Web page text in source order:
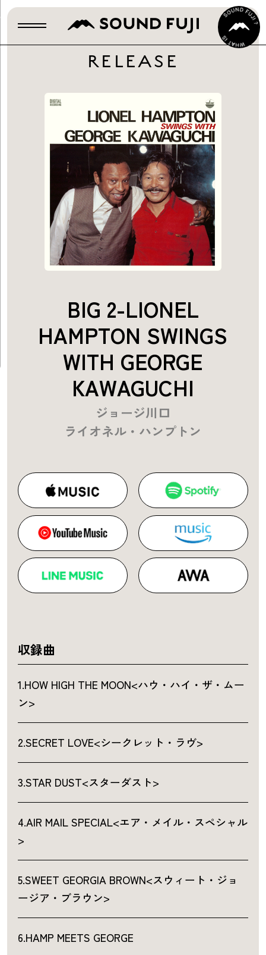
RELEASE
BIG 2-LIONEL
HAMPTON SWINGS
WITH GEORGE
KAWAGUCHI
ジョージ川口
ライオネル・ハンプトン
収録曲
1.HOW HIGH THE MOON<ハウ・ハイ・ザ・ムー
ン>
2.SECRET LOVE<シークレット・ラヴ>
3.STAR DUST<スターダスト>
4.AIR MAIL SPECIAL<エア・メイル・スペシャル
>
5.SWEET GEORGIA BROWN<スウィート・ジョ
ージア・ブラウン>
6.HAMP MEETS GEORGE